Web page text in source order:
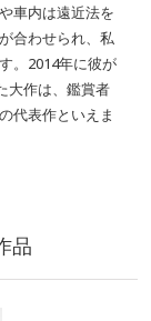
車内は遠近法を
合わせられ、私
。2014年に彼が
大作は、鑑賞者
代表作といえま
品